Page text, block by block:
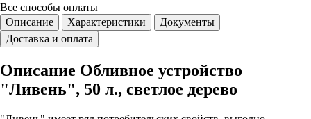
Все способы оплаты
Описание
Характеристики
Документы
Доставка и оплата
Описание Обливное устройство
"Ливень", 50 л., светлое дерево